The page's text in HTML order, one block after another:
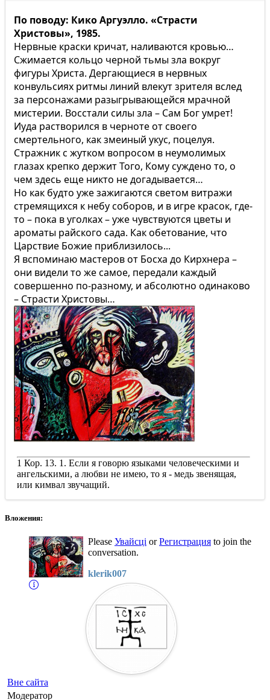
По поводу: Кико Аргуэлло. «Страсти
Христовы», 1985.
Нервные краски кричат, наливаются кровью…
Сжимается кольцо черной тьмы зла вокруг
фигуры Христа. Дергающиеся в нервных
конвульсиях ритмы линий влекут зрителя вслед
за персонажами разыгрывающейся мрачной
мистерии. Восстали силы зла – Сам Бог умрет!
Иуда растворился в черноте от своего
смертельного, как змеиный укус, поцелуя.
Стражник с жутком вопросом в неумолимых
глазах крепко держит Того, Кому суждено то, о
чем здесь еще никто не догадывается…
Но как будто уже зажигаются светом витражи
стремящихся к небу соборов, и в игре красок, где-
то – пока в уголках – уже чувствуются цветы и
ароматы райского сада. Как обетование, что
Царствие Божие приблизилось...
Я вспоминаю мастеров от Босха до Кирхнера –
они видели то же самое, передали каждый
совершенно по-разному, и абсолютно одинаково
– Страсти Христовы…
1 Кор. 13. 1. Если я говорю языками человеческими и
ангельскими, а любви не имею, то я - медь звенящая,
или кимвал звучащий.
Вложения:
Please УвайсціorРегистрацияto join the
conversation.
klerik007
Вне сайта
Модератор